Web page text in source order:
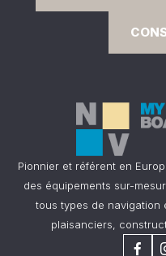
Pionnier et référent en
des équipements sur-
tous types de navigation
plaisanciers,